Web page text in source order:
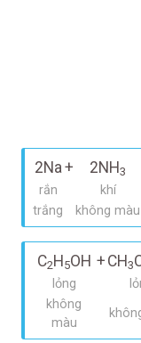
2Na + 2NH3
rắn khí
trắng
không màu
C2H5OH + CH3
lỏng
không
màu